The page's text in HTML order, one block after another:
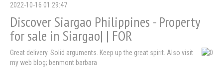
2022-10-16 01:29:47
Discover Siargao Philippines - Property
for sale in Siargao| | FOR
Great delivery. Solid arguments. Keep up the great spirit. Also visit
my web blog; benmont barbara